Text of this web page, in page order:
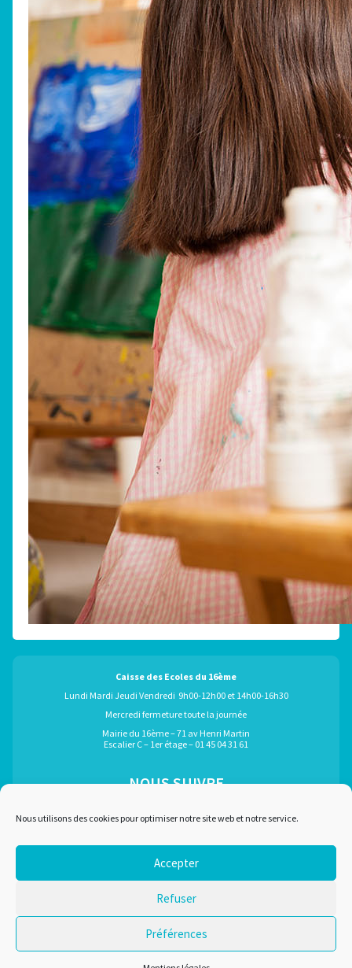
Nous utilisons des cookies pour optimiser notre site web et notre service.
Accepter
Refuser
Préférences
Caisse des Ecoles du 16ème
Lundi Mardi Jeudi Vendredi 9h00-12h00 et 14h00-16h30
Mercredi fermeture toute la journée
Mairie du 16ème – 71 av Henri Martin
Escalier C – 1er étage – 01 45 04 31 61
NOUS SUIVRE
Marchés publics
Recrutement
Liens utiles
Conditions d'utilisation
Plan du site
Mentions légales
Nous contacter